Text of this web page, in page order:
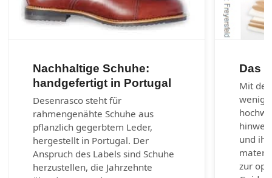
Nachhaltige Schuhe:
handgefertigt in Portugal
Desenrasco steht für
rahmengenähte Schuhe aus
pflanzlich gegerbtem Leder,
hergestellt in Portugal. Der
Anspruch des Labels sind Schuhe
herzustellen, die Jahrzehnte
Das
Mit
wenig
und
zur